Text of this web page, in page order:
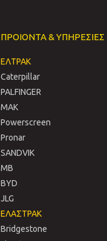
ΠΡΟΙΟΝΤΑ & ΥΠΗΡΕΣΙΕΣ
ΕΛΤΡΑΚ
Caterpillar
PALFINGER
MAK
Powerscreen
Pronar
SANDVIΚ
MB
BYD
JLG
ΕΛΑΣΤΡΑΚ
Bridgestone